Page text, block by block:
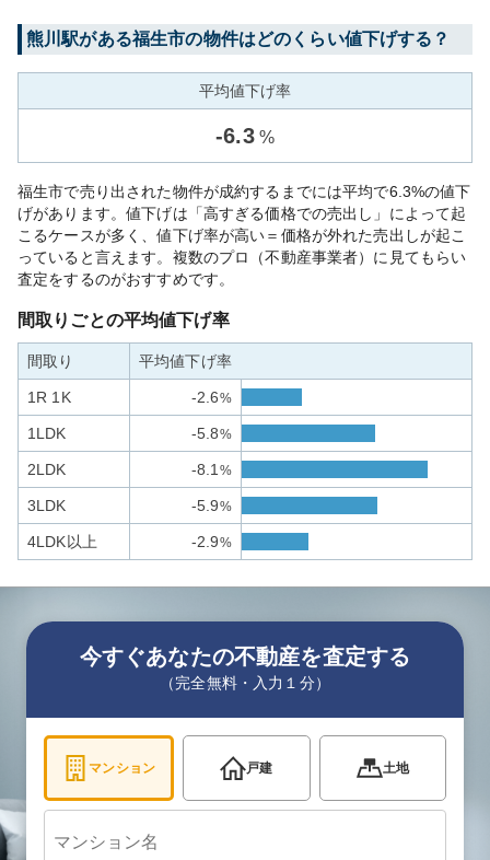
熊川駅がある福生市の物件はどのくらい値下げする？
平均値下げ率
-6.3 %
福生市で売り出された物件が成約するまでには平均で6.3%の値下
げがあります。値下げは「高すぎる価格での売出し」によって起
こるケースが多く、値下げ率が高い＝価格が外れた売出しが起こ
っていると言えます。複数のプロ（不動産事業者）に見てもらい
査定をするのがおすすめです。
間取りごとの平均値下げ率
間取り 平均値下げ率
1R 1K -2.6%
1LDK -5.8%
2LDK -8.1 %
3LDK -5.9%
4LDK以上 -2.9%
今すぐあなたの不動産を査定する
（完全無料・入力１分）
マンション 戸建 土地